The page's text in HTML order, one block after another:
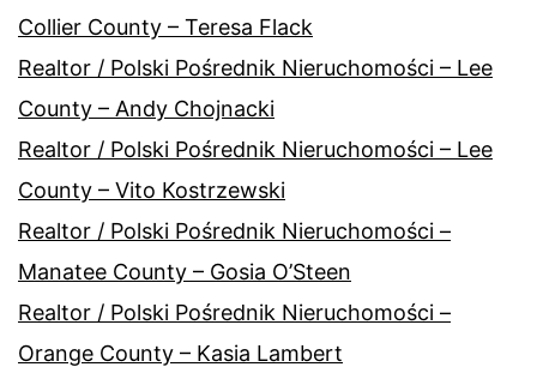
Collier County – Teresa Flack
Realtor / Polski Pośrednik Nieruchomości – Lee
County – Andy Chojnacki
Realtor / Polski Pośrednik Nieruchomości – Lee
County – Vito Kostrzewski
Realtor / Polski Pośrednik Nieruchomości –
Manatee County – Gosia O’Steen
Realtor / Polski Pośrednik Nieruchomości –
Orange County – Kasia Lambert